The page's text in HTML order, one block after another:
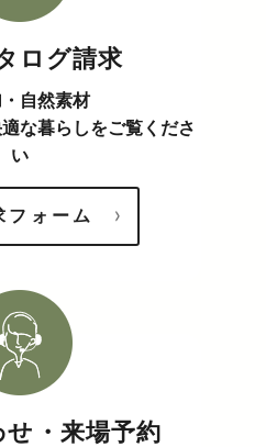
ログ請求
自然素材
な暮らしをご覧くださ
い
フォーム
・来場予約